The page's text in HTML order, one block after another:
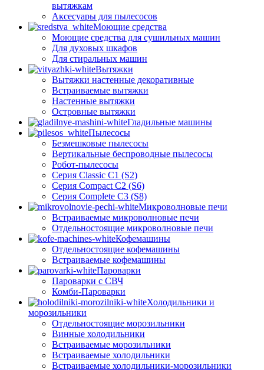
вытяжкам
Аксесуары для пылесосов
Моющие средства
Моющие средства для сушильных машин
Для духовых шкафов
Для стиральных машин
Вытяжки
Вытяжки настенные декоративные
Встраиваемые вытяжки
Настенные вытяжки
Островные вытяжки
Гладильные машины
Пылесосы
Безмешковые пылесосы
Вертикальные беспроводные пылесосы
Робот-пылесосы
Серия Classic C1 (S2)
Серия Compact C2 (S6)
Серия Complete C3 (S8)
Микроволновые печи
Встраиваемые микроволновые печи
Отдельностоящие микроволновые печи
Кофемашины
Отдельностоящие кофемашины
Встраиваемые кофемашины
Пароварки
Пароварки с СВЧ
Комби-Пароварки
Холодильники и
морозильники
Отдельностоящие морозильники
Винные холодильники
Встраиваемые морозильники
Встраиваемые холодильники
Встраиваемые холодильники-морозильники